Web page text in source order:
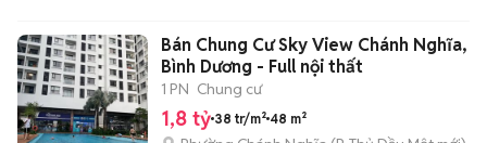
Bán Chung Cư Sky View Chánh Nghĩa,
Bình Dương - Full nội thất
1 PN Chung cư
1,8 tỷ 38 tr/m² 48 m²